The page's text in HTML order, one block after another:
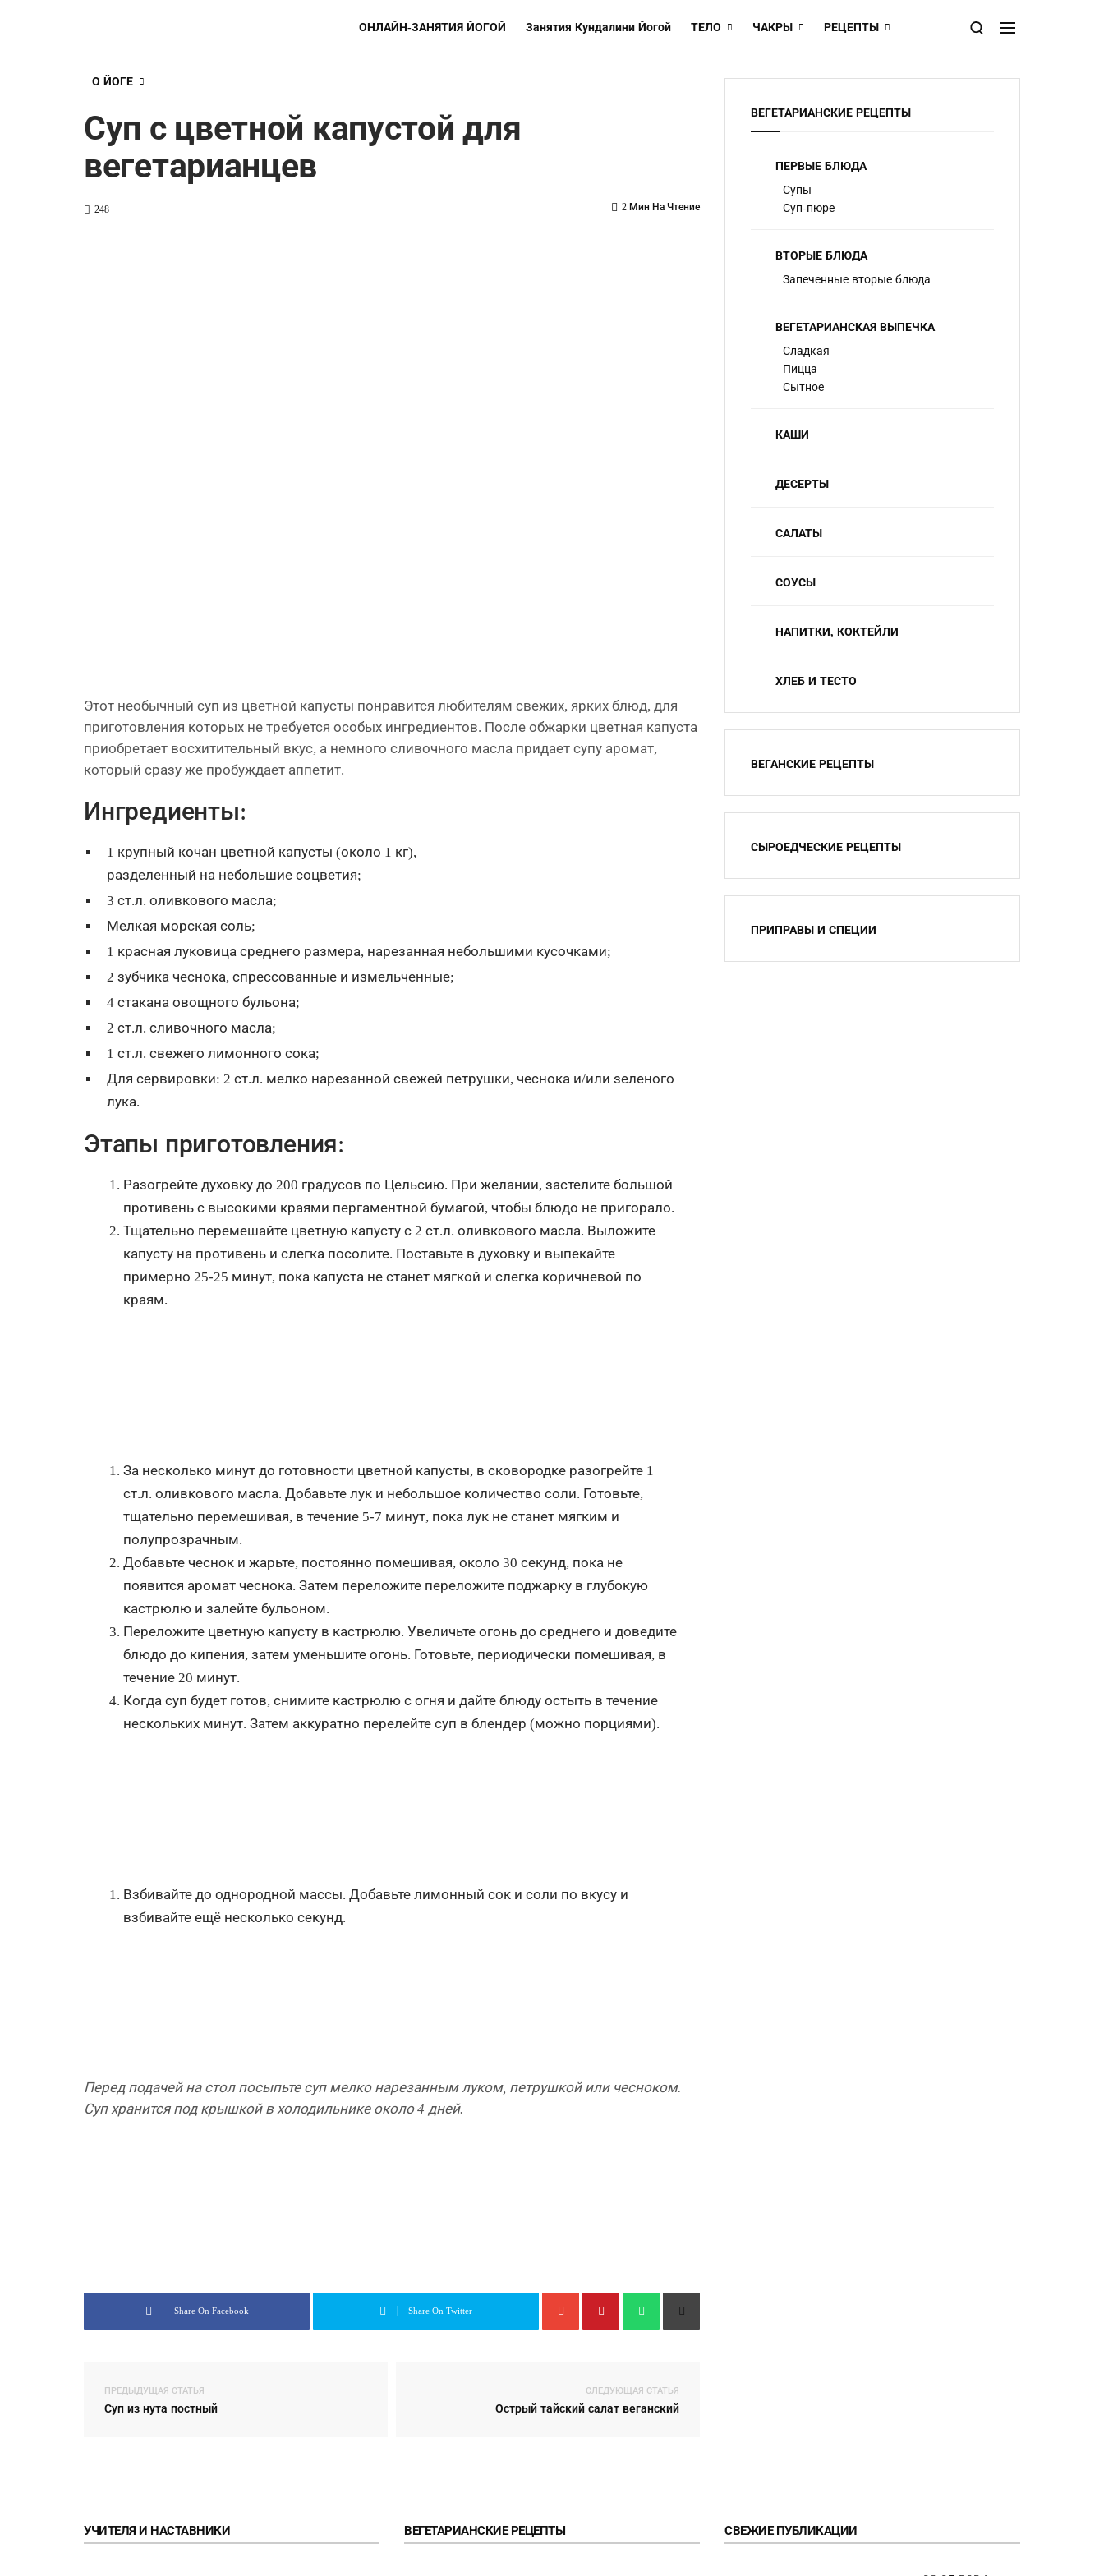
ОНЛАЙН-ЗАНЯТИЯ ЙОГОЙ Занятия Кундалини Йогой ТЕЛО ЧАКРЫ РЕЦЕПТЫ
О ЙОГЕ
Суп с цветной капустой для
вегетарианцев
248 2 Мин На Чтение
Этот необычный суп из цветной капусты понравится любителям свежих, ярких блюд, для
приготовления которых не требуется особых ингредиентов. После обжарки цветная капуста
приобретает восхитительный вкус, а немного сливочного масла придает супу аромат,
который сразу же пробуждает аппетит.
Ингредиенты:
1 крупный кочан цветной капусты (около 1 кг),
разделенный на небольшие соцветия;
3 ст.л. оливкового масла;
Мелкая морская соль;
1 красная луковица среднего размера, нарезанная небольшими кусочками;
2 зубчика чеснока, спрессованные и измельченные;
4 стакана овощного бульона;
2 ст.л. сливочного масла;
1 ст.л. свежего лимонного сока;
Для сервировки: 2 ст.л. мелко нарезанной свежей петрушки, чеснока и/или зеленого
лука.
Этапы приготовления:
Разогрейте духовку до 200 градусов по Цельсию. При желании, застелите большой
противень с высокими краями пергаментной бумагой, чтобы блюдо не пригорало.
Тщательно перемешайте цветную капусту с 2 ст.л. оливкового масла. Выложите
капусту на противень и слегка посолите. Поставьте в духовку и выпекайте
примерно 25-25 минут, пока капуста не станет мягкой и слегка коричневой по
краям.
За несколько минут до готовности цветной капусты, в сковородке разогрейте 1
ст.л. оливкового масла. Добавьте лук и небольшое количество соли. Готовьте,
тщательно перемешивая, в течение 5-7 минут, пока лук не станет мягким и
полупрозрачным.
Добавьте чеснок и жарьте, постоянно помешивая, около 30 секунд, пока не
появится аромат чеснока. Затем переложите переложите поджарку в глубокую
кастрюлю и залейте бульоном.
Переложите цветную капусту в кастрюлю. Увеличьте огонь до среднего и доведите
блюдо до кипения, затем уменьшите огонь. Готовьте, периодически помешивая, в
течение 20 минут.
Когда суп будет готов, снимите кастрюлю с огня и дайте блюду остыть в течение
нескольких минут. Затем аккуратно перелейте суп в блендер (можно порциями).
Взбивайте до однородной массы. Добавьте лимонный сок и соли по вкусу и
взбивайте ещё несколько секунд.
Перед подачей на стол посыпьте суп мелко нарезанным луком, петрушкой или чесноком.
Суп хранится под крышкой в холодильнике около 4 дней.
Share On Facebook Share On Twitter
ПРЕДЫДУЩАЯ СТАТЬЯ
Суп из нута постный
СЛЕДУЮЩАЯ СТАТЬЯ
Острый тайский салат веганский
ВЕГЕТАРИАНСКИЕ РЕЦЕПТЫ
ПЕРВЫЕ БЛЮДА
Супы
Суп-пюре
ВТОРЫЕ БЛЮДА
Запеченные вторые блюда
ВЕГЕТАРИАНСКАЯ ВЫПЕЧКА
Сладкая
Пицца
Сытное
КАШИ
ДЕСЕРТЫ
САЛАТЫ
СОУСЫ
НАПИТКИ, КОКТЕЙЛИ
ХЛЕБ И ТЕСТО
ВЕГАНСКИЕ РЕЦЕПТЫ
СЫРОЕДЧЕСКИЕ РЕЦЕПТЫ
ПРИПРАВЫ И СПЕЦИИ
УЧИТЕЛЯ И НАСТАВНИКИ ВЕГЕТАРИАНСКИЕ РЕЦЕПТЫ СВЕЖИЕ ПУБЛИКАЦИИ